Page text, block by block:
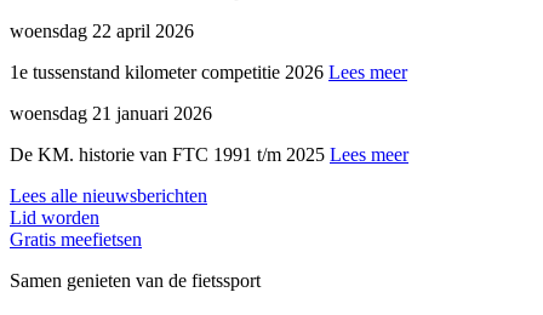
woensdag 22 april 2026
1e tussenstand kilometer competitie 2026 Lees meer
woensdag 21 januari 2026
De KM. historie van FTC 1991 t/m 2025 Lees meer
Lees alle nieuwsberichten
Lid worden
Gratis meefietsen
Samen genieten van de fietssport